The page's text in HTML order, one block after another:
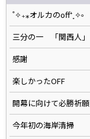
˚✧₊⁎オルカのoff⁺˳✧༚
三分の一 「関西人」
感謝
楽しかったOFF
開幕に向けて必勝祈願
今年初の海岸清掃